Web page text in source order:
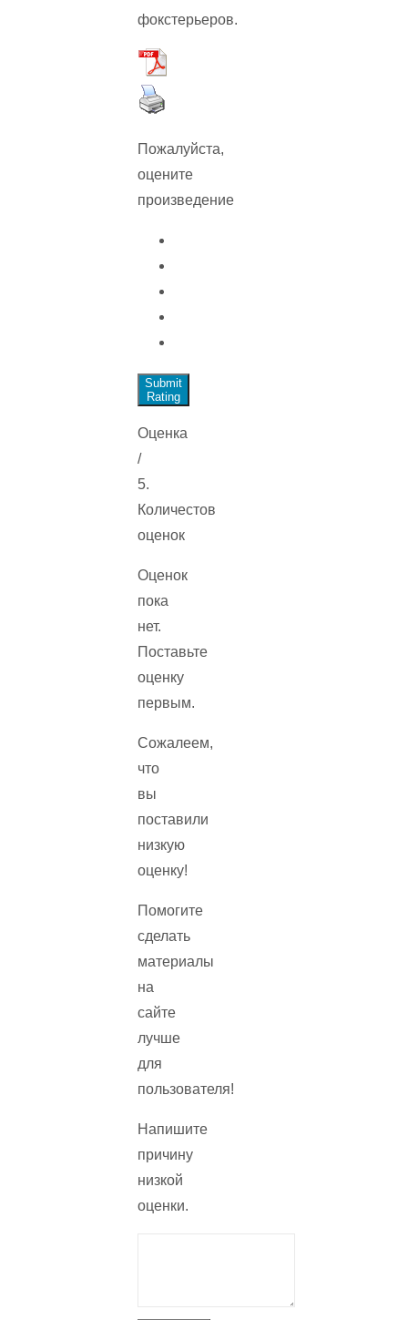
фокстерьеров.
Пожалуйста,
оцените
произведение
Submit
Rating
Оценка
/
5.
Количестов
оценок
Оценок
пока
нет.
Поставьте
оценку
первым.
Сожалеем,
что
вы
поставили
низкую
оценку!
Помогите
сделать
материалы
на
сайте
лучше
для
пользователя!
Напишите
причину
низкой
оценки.